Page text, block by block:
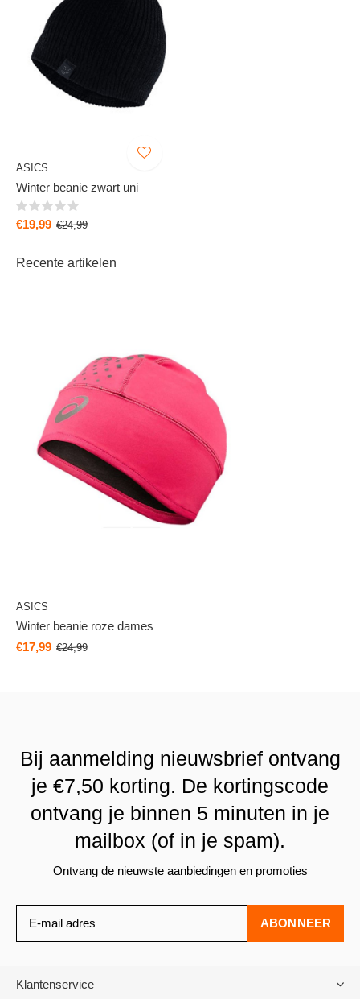
ASICS
Winter beanie zwart uni
€19,99 €24,99
Recente artikelen
ASICS
Winter beanie roze dames
€17,99 €24,99
Bij aanmelding nieuwsbrief ontvang
je €7,50 korting. De kortingscode
ontvang je binnen 5 minuten in je
mailbox (of in je spam).
Ontvang de nieuwste aanbiedingen en promoties
ABONNEER
Klantenservice